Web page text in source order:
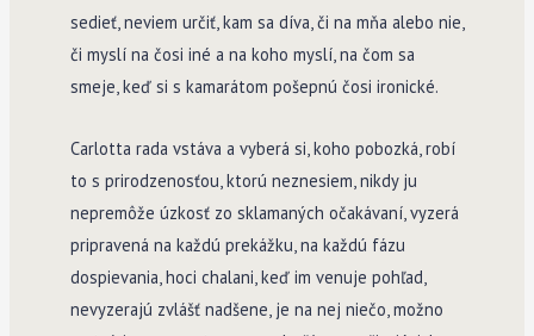
sedieť, neviem určiť, kam sa díva, či na mňa alebo nie,
či myslí na čosi iné a na koho myslí, na čom sa
smeje, keď si s kamarátom pošepnú čosi ironické.
Carlotta rada vstáva a vyberá si, koho pobozká, robí
to s prirodzenosťou, ktorú neznesiem, nikdy ju
nepremôže úzkosť zo sklamaných očakávaní, vyzerá
pripravená na každú prekážku, na každú fázu
dospievania, hoci chalani, keď im venuje pohľad,
nevyzerajú zvlášť nadšene, je na nej niečo, možno